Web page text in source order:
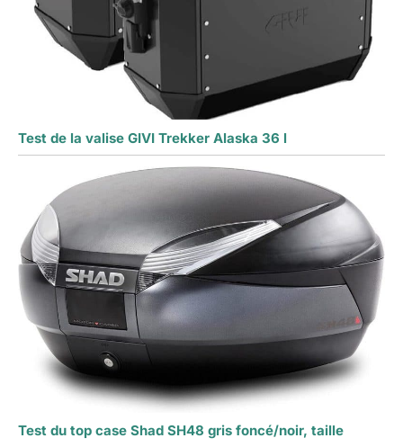
Test de la valise GIVI Trekker Alaska 36 l
Test du top case Shad SH48 gris foncé/noir, taille